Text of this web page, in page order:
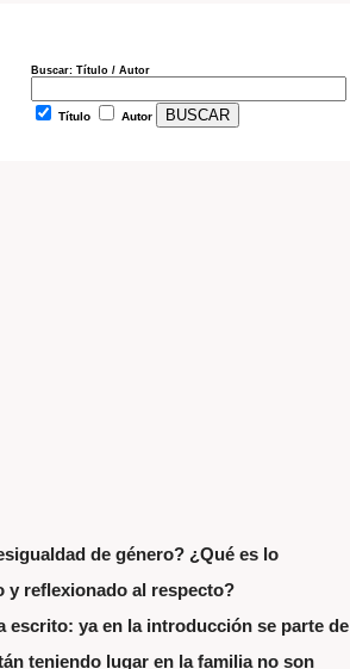
Buscar: Título / Autor
Título Autor
de género? ¿Qué es lo
y reflexionado al respecto?
escrito: ya en la introducción se parte de
teniendo lugar en la familia no son